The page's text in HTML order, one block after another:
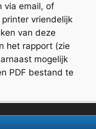
via email, of
vriendelijk
van deze
het rapport (zie
mogelijk
PDF bestand te